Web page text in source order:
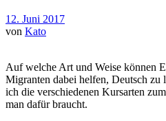
12. Juni 2017
von Kato
Auf welche Art und Weise können
Migranten dabei helfen, Deutsch zu
ich die verschiedenen Kursarten
man dafür braucht.